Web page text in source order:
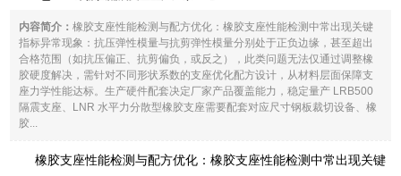
内容简介：橡胶支座性能检测与配方优化：橡胶支座性能检测中常出现关键
指标异常现象：抗压弹性模量与抗剪弹性模量分别处于正负边缘，甚至超出
合格范围（如抗压偏正、抗剪偏负，或反之），此类问题无法仅通过调整橡
胶硬度解决，需针对不同形状系数的支座优化配方设计，从材料层面保障支
座力学性能达标。生产硬件配套决定厂家产品覆盖能力，稳定量产 LRB500
隔震支座、LNR 水平力分散型橡胶支座需要配套对应尺寸钢板裁切设备、橡
胶...
橡胶支座性能检测与配方优化：橡胶支座性能检测中常出现关键